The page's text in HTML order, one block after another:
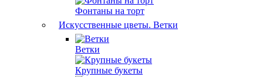
Фонтаны на торт
Искусственные цветы. Ветки
Ветки
Крупные букеты